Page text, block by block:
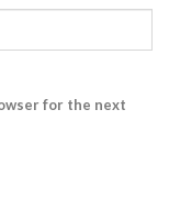
for the next